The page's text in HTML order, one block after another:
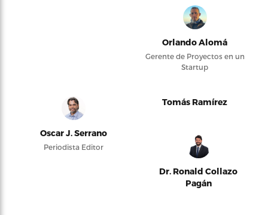
Orlando Alomá
Gerente de Proyectos en un
Startup
Oscar J. Serrano
Periodista Editor
Tomás Ramírez
Dr. Ronald Collazo
Pagán